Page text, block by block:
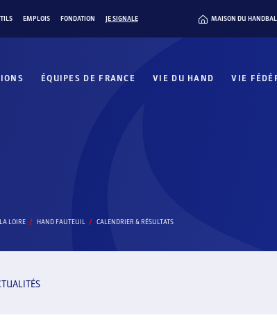
EMPLOIS FONDATION JE SIGNALE MAISON DU
ÉQUIPES DE FRANCE VIE DU HAND VIE
LOIRE HAND FAUTEUIL CALENDRIER & RÉSULTATS